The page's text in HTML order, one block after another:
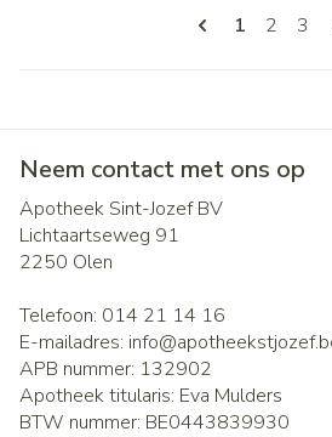
U lees
1 Pagina
2 3
Neem contact met ons op
Apotheek Sint-Jozef BV
Lichtaartseweg 91
2250 Olen
Telefoon: 014 21 14 16
E-mailadres: info@
APB nummer: 132902
Apotheek titularis: Eva Mulders
BTW nummer: BE0443839930